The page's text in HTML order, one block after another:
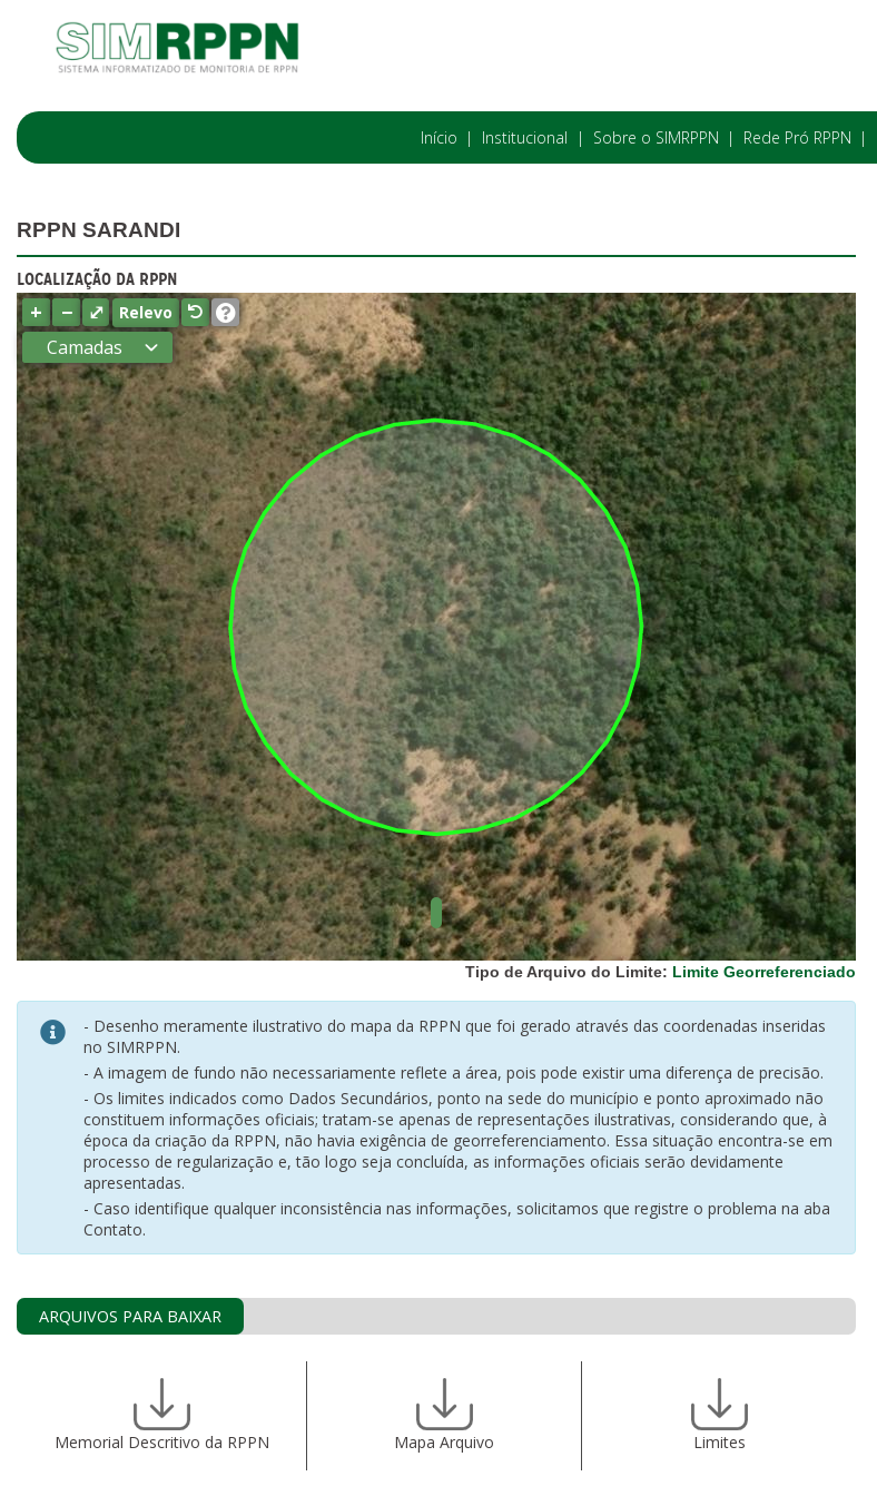
Início Institucional Sobre o SIMRPPN Rede Pró RPPN
RPPN SARANDI
LOCALIZAÇÃO DA RPPN
+ − ⤢ Relevo
Camadas
Estados
Municípios
Terras
indígenas
(FUNAI)
UC Federal
UC Estaduais
UC
Municipais
Hidrografia
1:1.000.000
(ANA)
Biomas
(IBGE)
Vegetação
(IBGE)
Rodovias
(IBGE)
Relevo
(IBGE)
Tipo de Arquivo do Limite: Limite Georreferenciado
- Desenho meramente ilustrativo do mapa da RPPN que foi gerado através das coordenadas inseridas
no SIMRPPN.
- A imagem de fundo não necessariamente reflete a área, pois pode existir uma diferença de precisão.
- Os limites indicados como Dados Secundários, ponto na sede do município e ponto aproximado não
constituem informações oficiais; tratam-se apenas de representações ilustrativas, considerando que, à
época da criação da RPPN, não havia exigência de georreferenciamento. Essa situação encontra-se em
processo de regularização e, tão logo seja concluída, as informações oficiais serão devidamente
apresentadas.
- Caso identifique qualquer inconsistência nas informações, solicitamos que registre o problema na aba
Contato.
ARQUIVOS PARA BAIXAR
Memorial Descritivo da RPPN Mapa Arquivo Limites